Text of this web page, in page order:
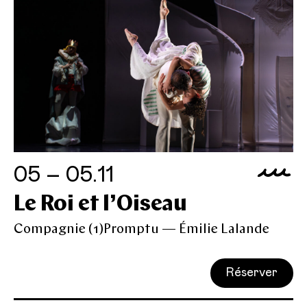
05 – 05.11
Le Roi et l’Oiseau
Compagnie (1)Promptu — Émilie Lalande
Réserver